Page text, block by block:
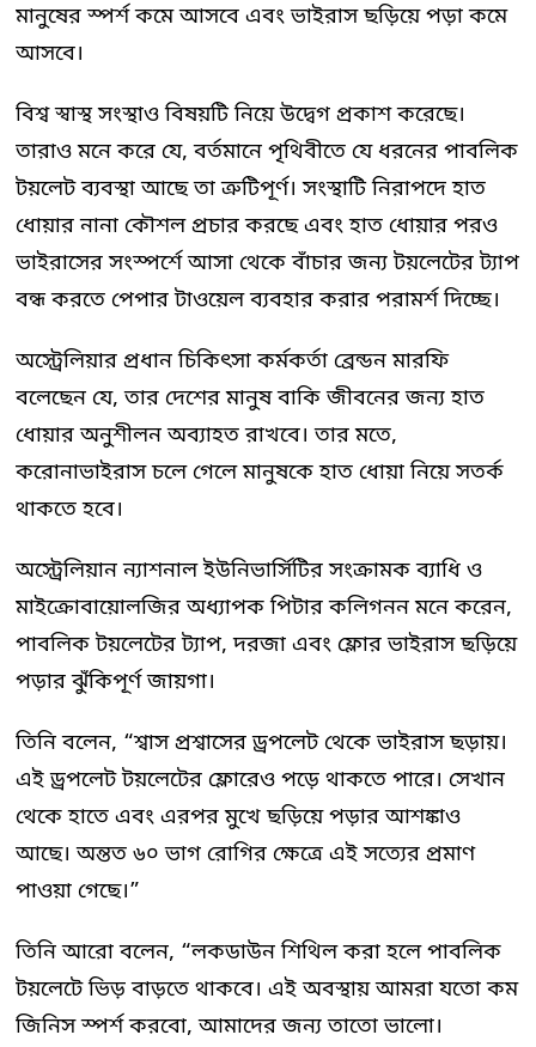
মানুষের স্পর্শ কমে আসবে এবং ভাইরাস ছড়িয়ে পড়া কমে
আসবে।
বিশ্ব স্বাস্থ সংস্থাও বিষয়টি নিয়ে উদ্বেগ প্রকাশ করেছে।
তারাও মনে করে যে, বর্তমানে পৃথিবীতে যে ধরনের পাবলিক
টয়লেট ব্যবস্থা আছে তা ত্রুটিপূর্ণ। সংস্থাটি নিরাপদে হাত
ধোয়ার নানা কৌশল প্রচার করছে এবং হাত ধোয়ার পরও
ভাইরাসের সংস্পর্শে আসা থেকে বাঁচার জন্য টয়লেটের ট্যাপ
বন্ধ করতে পেপার টাওয়েল ব্যবহার করার পরামর্শ দিচ্ছে।
অস্ট্রেলিয়ার প্রধান চিকিৎসা কর্মকর্তা ব্রেন্ডন মারফি
বলেছেন যে, তার দেশের মানুষ বাকি জীবনের জন্য হাত
ধোয়ার অনুশীলন অব্যাহত রাখবে। তার মতে,
করোনাভাইরাস চলে গেলে মানুষকে হাত ধোয়া নিয়ে সতর্ক
থাকতে হবে।
অস্ট্রেলিয়ান ন্যাশনাল ইউনিভার্সিটির সংক্রামক ব্যাধি ও
মাইক্রোবায়োলজির অধ্যাপক পিটার কলিগনন মনে করেন,
পাবলিক টয়লেটের ট্যাপ, দরজা এবং ফ্লোর ভাইরাস ছড়িয়ে
পড়ার ঝুঁকিপূর্ণ জায়গা।
তিনি বলেন, “শ্বাস প্রশ্বাসের ড্রপলেট থেকে ভাইরাস ছড়ায়।
এই ড্রপলেট টয়লেটের ফ্লোরেও পড়ে থাকতে পারে। সেখান
থেকে হাতে এবং এরপর মুখে ছড়িয়ে পড়ার আশঙ্কাও
আছে। অন্তত ৬০ ভাগ রোগির ক্ষেত্রে এই সত্যের প্রমাণ
পাওয়া গেছে।”
তিনি আরো বলেন, “লকডাউন শিথিল করা হলে পাবলিক
টয়লেটে ভিড় বাড়তে থাকবে। এই অবস্থায় আমরা যতো কম
জিনিস স্পর্শ করবো, আমাদের জন্য তাতো ভালো।